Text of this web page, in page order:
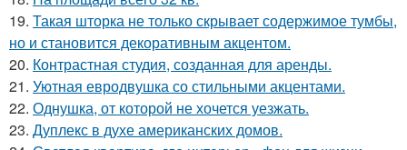
19. Такая шторка не только скрывает содержимое тумбы,
но и становится декоративным акцентом.
20. Контрастная студия, созданная для аренды.
21. Уютная евродвушка со стильными акцентами.
22. Однушка, от которой не хочется уезжать.
23. Дуплекс в духе американских домов.